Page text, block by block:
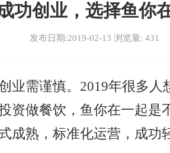
功创业，选择鱼你
发布日期:2019-02-13 浏览量: 431
业需谨慎。2019年很多人
资做餐饮，鱼你在一起是
成熟，标准化运营，成功